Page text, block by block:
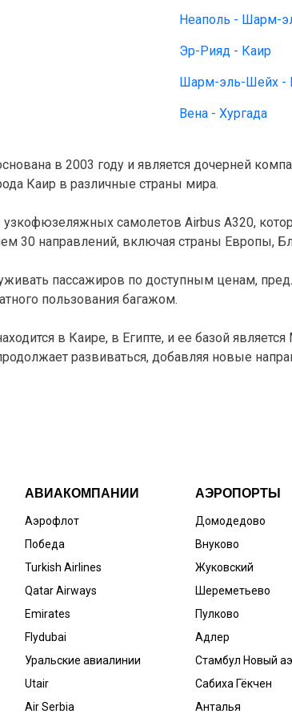
Неаполь - Шарм-
Эр-Рияд - Каир
Шарм-эль-Шейх -
Вена - Хургада
в 2003 году и является дочерней
Каир в различные страны мира.
самолетов Airbus A320,
30 направлений, включая страны Европы,
пассажиров по доступным ценам,
пользования багажом.
в Каире, в Египте, и ее базой
развиваться, добавляя новые
АВИАКОМПАНИИ
Аэрофлот
Победа
Turkish Airlines
Qatar Airways
Emirates
Flydubai
Уральские авиалинии
Utair
Air Serbia
АЭРОПОРТЫ
Домодедово
Внуково
Жуковский
Шереметьево
Пулково
Адлер
Стамбул Новый
Сабиха Гёкчен
Анталья